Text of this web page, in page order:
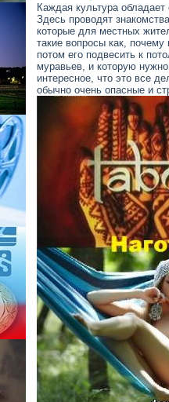
Каждая культура
Здесь проводят
которые для местных
такие вопросы как,
потом его подвесить к
муравьев, и которую
интересное, что это все
обычно очень опасные и